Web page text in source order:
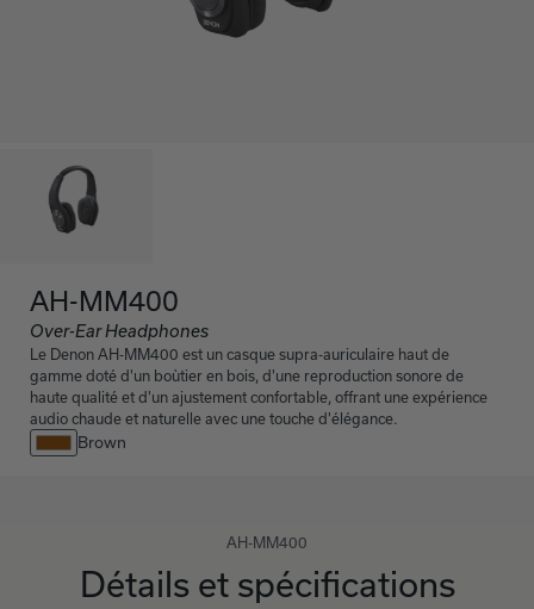
AH-MM400
Over-Ear Headphones
Le Denon AH-MM400 est un casque supra-auriculaire haut de
gamme doté d'un boùtier en bois, d'une reproduction sonore de
haute qualité et d'un ajustement confortable, offrant une expérience
audio chaude et naturelle avec une touche d'élégance.
Brown
AH-MM400
Détails et spécifications